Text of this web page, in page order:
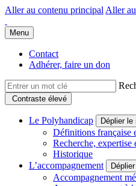
Aller au contenu principal Aller
Groupe Polyhandicap France
Faire connaître et reconnaître les
Menu
Contact
Adhérer, faire un don
Contraste élevé
Le Polyhandicap Déplier
Définitions française
Recherche, expertise
Historique
L’accompagnement
Accompagnement